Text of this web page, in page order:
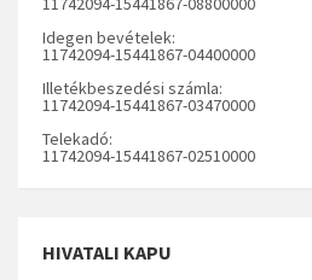
Idegen bevételek:
11742094-15441867-04400000
Illetékbeszedési számla:
11742094-15441867-03470000
Telekadó:
11742094-15441867-02510000
HIVATALI KAPU